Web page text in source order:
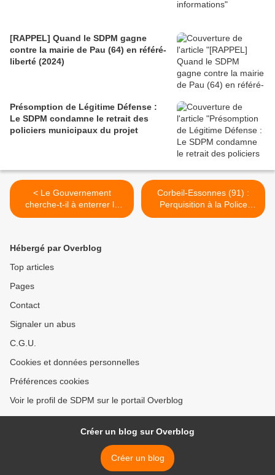
[RAPPEL] Quand le SDPM gagne
contre la mairie de Pau (64) en référé-
liberté (2024)
Présomption de Légitime Défense :
Le SDPM condamne le retrait des
policiers municipaux du projet
< Le Gouvernement
cherche-t-il à enterrer le
Projet de Loi Police
Corbeil-Essonnes (91) :
Perquisition à la Police
Municipale suite procédure
Hébergé par Overblog
Top articles
Pages
Contact
Signaler un abus
C.G.U.
Cookies et données personnelles
Préférences cookies
Voir le profil de SDPM sur le portail Overblog
Créer un blog sur Overblog
Créer un blog